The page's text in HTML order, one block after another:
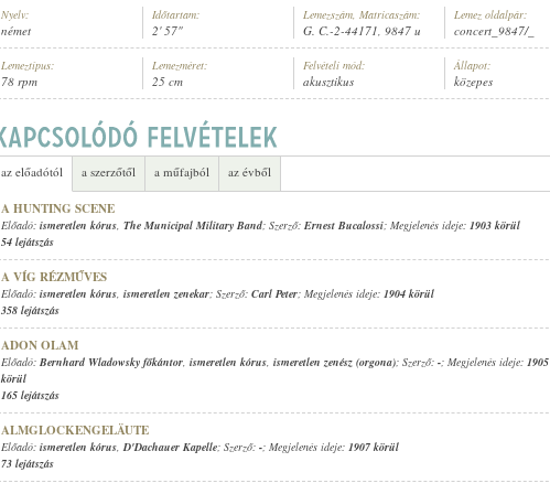
ISMERETLEN KÓRUS,D' GRINZINGER
Nyelv:
német
Időtartam:
2' 57"
Lemezszám, Matricaszám:
G. C.-2-44171, 9847 u
Lemez oldalpár:
concert_9847/_
Lemeztípus:
78 rpm
Lemezméret:
25 cm
Felvételi mód:
akusztikus
Állapot:
közepes
az előadótól a szerzőtől a műfajból az évből
A HUNTING SCENE
Előadó: ismeretlen kórus, The Municipal Military Band; Szerző: Ernest Bucalossi; Megjelenés ideje: 1903 körül
54 lejátszás
A VÍG RÉZMŰVES
Előadó: ismeretlen kórus, ismeretlen zenekar; Szerző: Carl Peter; Megjelenés ideje: 1904 körül
358 lejátszás
ADON OLAM
Előadó: Bernhard Wladowsky főkántor, ismeretlen kórus, ismeretlen zenész (orgona); Szerző: -; Megjelenés ideje: 1905
körül
165 lejátszás
ALMGLOCKENGELÄUTE
Előadó: ismeretlen kórus,D'Dachauer Kapelle; Szerző: -; Megjelenés ideje: 1907 körül
73 lejátszás